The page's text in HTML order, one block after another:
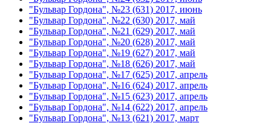
"Бульвар Гордона", №23 (631) 2017, июнь
"Бульвар Гордона", №22 (630) 2017, май
"Бульвар Гордона", №21 (629) 2017, май
"Бульвар Гордона", №20 (628) 2017, май
"Бульвар Гордона", №19 (627) 2017, май
"Бульвар Гордона", №18 (626) 2017, май
"Бульвар Гордона", №17 (625) 2017, апрель
"Бульвар Гордона", №16 (624) 2017, апрель
"Бульвар Гордона", №15 (623) 2017, апрель
"Бульвар Гордона", №14 (622) 2017, апрель
"Бульвар Гордона", №13 (621) 2017, март